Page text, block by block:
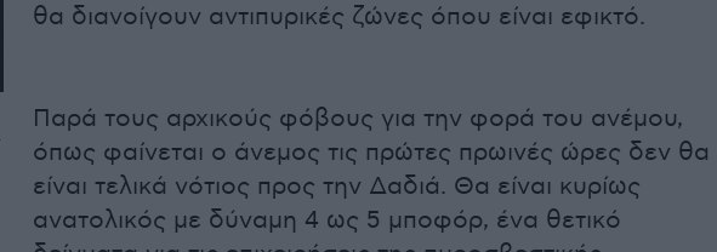
θα διανοίγουν αντιπυρικές ζώνες όπου είναι εφικτό.
Παρά τους αρχικούς φόβους για την φορά του ανέμου,
όπως φαίνεται ο άνεμος τις πρώτες πρωινές ώρες δεν θα
είναι τελικά νότιος προς την Δαδιά. Θα είναι κυρίως
ανατολικός με δύναμη 4 ως 5 μποφόρ, ένα θετικό